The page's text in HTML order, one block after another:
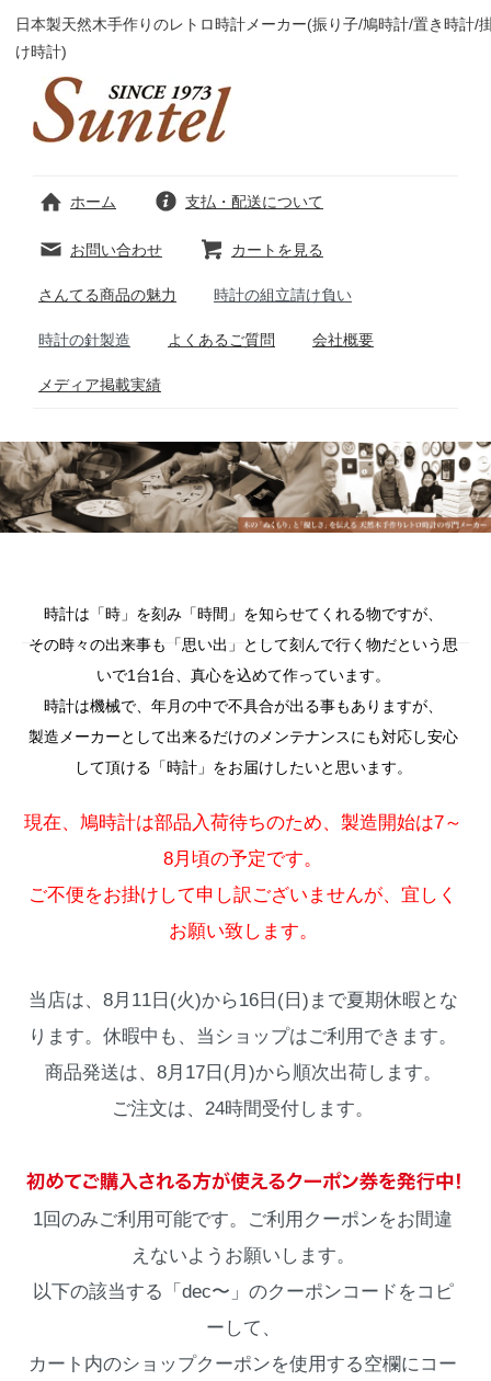
日本製天然木手作りのレトロ時計メーカー(振り子/鳩時計/置き時計/
け時計)
ホーム 支払・配送について
お問い合わせ カートを見る
さんてる商品の魅力 時計の組立請け負い
時計の針製造 よくあるご質問 会社概要
メディア掲載実績
時計は「時」を刻み「時間」を知らせてくれる物ですが、
その時々の出来事も「思い出」として刻んで行く物だという思
いで1台1台、真心を込めて作っています。
時計は機械で、年月の中で不具合が出る事もありますが、
製造メーカーとして出来るだけのメンテナンスにも対応し安心
して頂ける「時計」をお届けしたいと思います。
現在、鳩時計は部品入荷待ちのため、製造開始は7～
8月頃の予定です。
ご不便をお掛けして申し訳ございませんが、宜しく
お願い致します。
当店は、8月11日(火)から16日(日)まで夏期休暇とな
ります。休暇中も、当ショップはご利用できます。
商品発送は、8月17日(月)から順次出荷します。
ご注文は、24時間受付します。
1回のみご利用可能です。ご利用クーポンをお間違
えないようお願いします。
以下の該当する「dec〜」のクーポンコードをコピ
ーして、
カート内のショップクーポンを使用する空欄にコー